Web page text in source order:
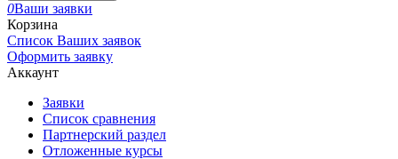
0Ваши заявки
Корзина
Список Ваших заявок
Оформить заявку
Аккаунт
Заявки
Список сравнения
Партнерский раздел
Отложенные курсы